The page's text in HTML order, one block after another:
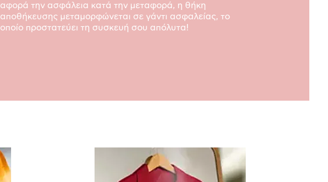
αφορά την ασφάλεια κατά την μεταφορά, η θήκη
αποθήκευσης μεταμορφώνεται σε γάντι ασφαλείας, το
οποίο προστατεύει τη συσκευή σου απόλυτα!